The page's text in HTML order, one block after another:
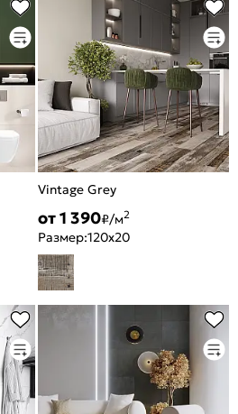
Vintage Grey
от 1 390₽/м2
Размер:120x20